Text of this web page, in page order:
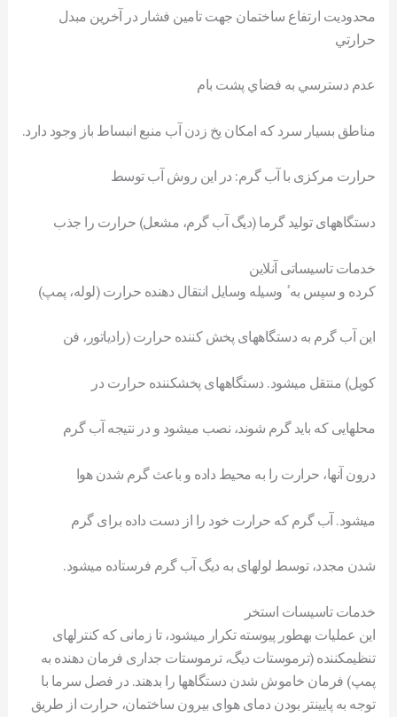
محدوديت ارتفاع ساختمان جهت تامين فشار در آخرين مبدل
حرارتي
عدم دسترسي به فضاي پشت بام
مناطق بسيار سرد که امکان يخ زدن آب منبع انبساط باز وجود دارد.
حرارت مرکزی با آب گرم: در اين روش آب توسط
دستگاههای توليد گرما (ديگ آب گرم، مشعل) حرارت را جذب
خدمات تاسیساتی آنلاین
کرده و سپس به ٔ وسيله وسايل انتقال دهنده حرارت (لوله، پمپ)
اين آب گرم به دستگاههای پخش کننده حرارت (رادياتور، فن
کويل) منتقل میشود. دستگاههای پخشکننده حرارت در
محلهايی که بايد گرم شوند، نصب میشود و در نتيجه آب گرم
درون آنها، حرارت را به محيط داده و باعث گرم شدن هوا
میشود. آب گرم که حرارت خود را از دست داده برای گرم
شدن مجدد، توسط لولهای به ديگ آب گرم فرستاده میشود.
خدمات تاسیسات استخر
اين عمليات بهطور پيوسته تکرار میشود، تا زمانی که کنترلهای
تنظيمکننده (ترموستات ديگ، ترموستات جداری فرمان دهنده به
پمپ) فرمان خاموش شدن دستگاهها را بدهند. در فصل سرما با
توجه به پايينتر بودن دمای هوای بيرون ساختمان، حرارت از طريق